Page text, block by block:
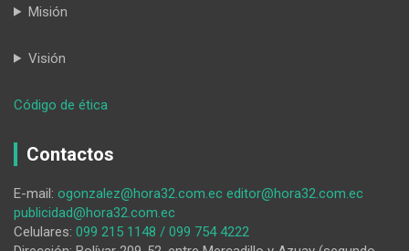
Misión
Visión
Código de ética
a
parroquias
del
noroccidente
Contactos
E-mail: ogonzalez@hora32.com.ec editor@hora32.com.ec
publicidad@hora32.com.ec
Celulares: 099 215 1148 / 099 754 4222